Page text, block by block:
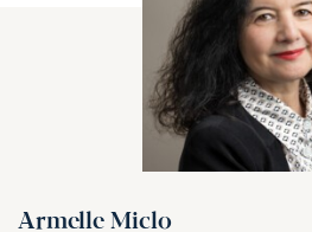
Armelle Miclo